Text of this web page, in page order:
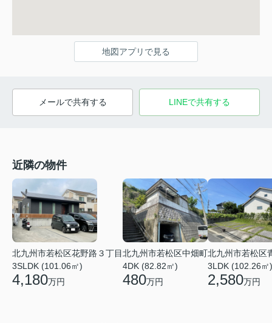
地図アプリで見る
メールで共有する LINEで共有する
近隣の物件
北九州市若松区花野路３丁目
3SLDK (101.06㎡)
4,180万円
北九州市若松区中畑町
4DK (82.82㎡)
480万円
北九州市若松区
3LDK (102.26㎡)
2,580万円